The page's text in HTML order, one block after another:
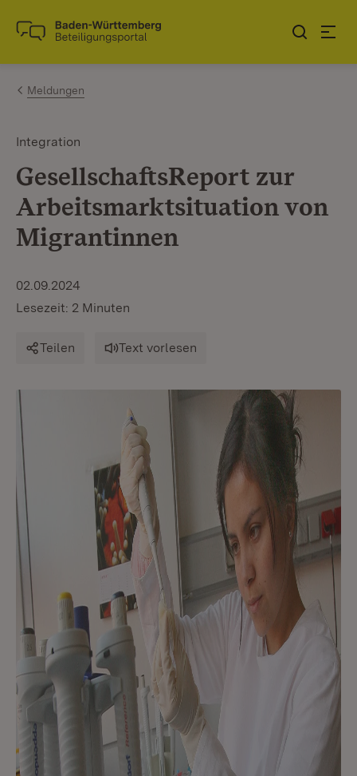
Zum Inhalt springen
Link zur Startseite
Meldungen
Integration
GesellschaftsReport zur
Arbeitsmarktsituation von
Migrantinnen
02.09.2024
Lesezeit: 2 Minuten
Teilen Text vorlesen